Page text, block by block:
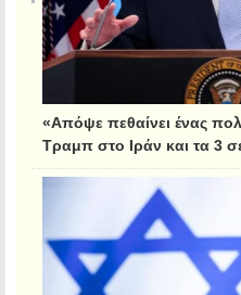
«Απόψε πεθαίνει ένας
Τραμπ στο Ιράν και τα 3